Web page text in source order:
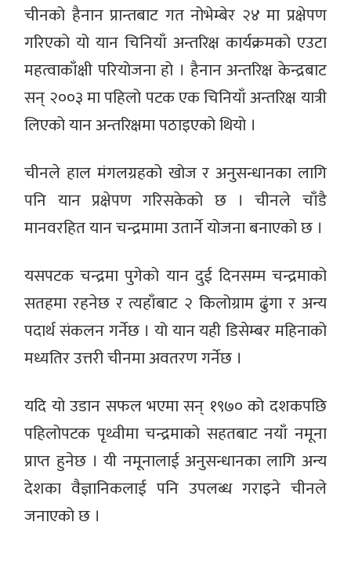
चीनको हैनान प्रान्तबाट गत नोभेम्बेर २४ मा प्रक्षेपण
गरिएको यो यान चिनियाँ अन्तरिक्ष कार्यक्रमको एउटा
महत्वाकाँक्षी परियोजना हो । हैनान अन्तरिक्ष केन्द्रबाट
सन् २००३ मा पहिलो पटक एक चिनियाँ अन्तरिक्ष यात्री
लिएको यान अन्तरिक्षमा पठाइएको थियो ।
चीनले हाल मंगलग्रहको खोज र अनुसन्धानका लागि
पनि यान प्रक्षेपण गरिसकेको छ । चीनले चाँडै
मानवरहित यान चन्द्रमामा उतार्ने योजना बनाएको छ ।
यसपटक चन्द्रमा पुगेको यान दुई दिनसम्म चन्द्रमाको
सतहमा रहनेछ र त्यहाँबाट २ किलोग्राम ढुंगा र अन्य
पदार्थ संकलन गर्नेछ । यो यान यही डिसेम्बर महिनाको
मध्यतिर उत्तरी चीनमा अवतरण गर्नेछ ।
यदि यो उडान सफल भएमा सन् १९७० को दशकपछि
पहिलोपटक पृथ्वीमा चन्द्रमाको सहतबाट नयाँ नमूना
प्राप्त हुनेछ । यी नमूनालाई अनुसन्धानका लागि अन्य
देशका वैज्ञानिकलाई पनि उपलब्ध गराइने चीनले
जनाएको छ ।